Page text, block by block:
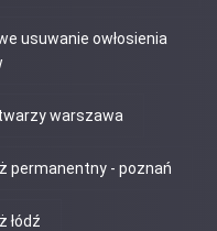
usuwanie owłosienia
warszawa
permanentny - poznań
łódź